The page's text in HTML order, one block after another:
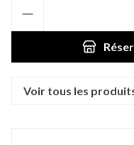
Voir tous les